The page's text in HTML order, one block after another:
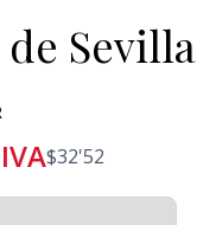
$32'52